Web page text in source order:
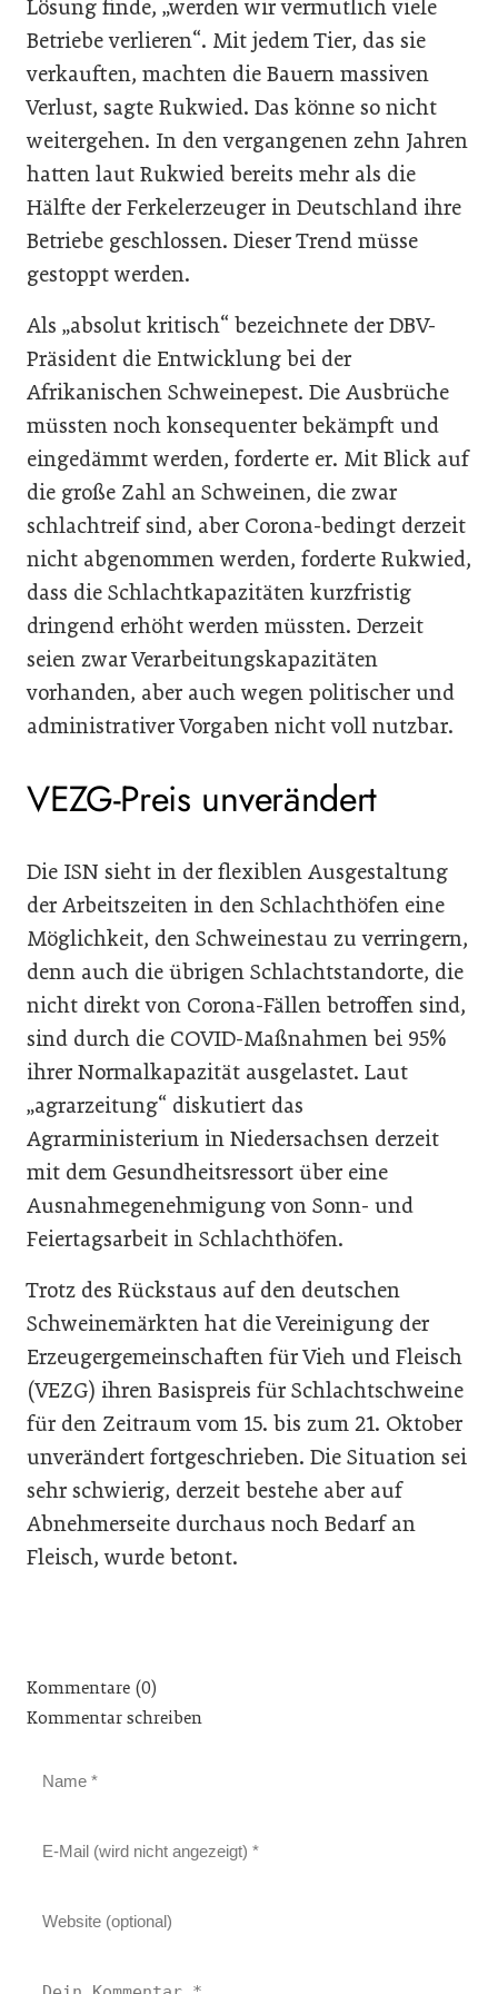
Lösung finde, „werden wir vermutlich viele
Betriebe verlieren“. Mit jedem Tier, das sie
verkauften, machten die Bauern massiven
Verlust, sagte Rukwied. Das könne so nicht
weitergehen. In den vergangenen zehn Jahren
hatten laut Rukwied bereits mehr als die
Hälfte der Ferkelerzeuger in Deutschland ihre
Betriebe geschlossen. Dieser Trend müsse
gestoppt werden.
Als „absolut kritisch“ bezeichnete der DBV-
Präsident die Entwicklung bei der
Afrikanischen Schweinepest. Die Ausbrüche
müssten noch konsequenter bekämpft und
eingedämmt werden, forderte er. Mit Blick auf
die große Zahl an Schweinen, die zwar
schlachtreif sind, aber Corona-bedingt derzeit
nicht abgenommen werden, forderte Rukwied,
dass die Schlachtkapazitäten kurzfristig
dringend erhöht werden müssten. Derzeit
seien zwar Verarbeitungskapazitäten
vorhanden, aber auch wegen politischer und
administrativer Vorgaben nicht voll nutzbar.
VEZG-Preis unverändert
Die ISN sieht in der flexiblen Ausgestaltung
der Arbeitszeiten in den Schlachthöfen eine
Möglichkeit, den Schweinestau zu verringern,
denn auch die übrigen Schlachtstandorte, die
nicht direkt von Corona-Fällen betroffen sind,
sind durch die COVID-Maßnahmen bei 95%
ihrer Normalkapazität ausgelastet. Laut
„agrarzeitung“ diskutiert das
Agrarministerium in Niedersachsen derzeit
mit dem Gesundheitsressort über eine
Ausnahmegenehmigung von Sonn- und
Feiertagsarbeit in Schlachthöfen.
Trotz des Rückstaus auf den deutschen
Schweinemärkten hat die Vereinigung der
Erzeugergemeinschaften für Vieh und Fleisch
(VEZG) ihren Basispreis für Schlachtschweine
für den Zeitraum vom 15. bis zum 21. Oktober
unverändert fortgeschrieben. Die Situation sei
sehr schwierig, derzeit bestehe aber auf
Abnehmerseite durchaus noch Bedarf an
Fleisch, wurde betont.
Kommentare (0)
Kommentar schreiben